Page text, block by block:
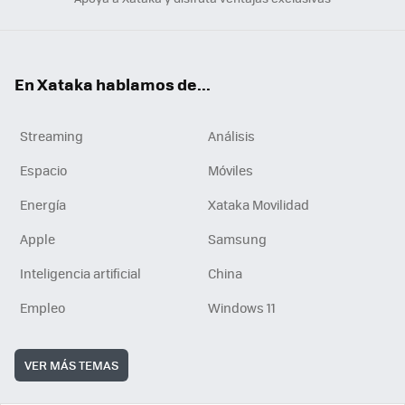
En Xataka hablamos de...
Streaming
Análisis
Espacio
Móviles
Energía
Xataka Movilidad
Apple
Samsung
Inteligencia artificial
China
Empleo
Windows 11
VER MÁS TEMAS